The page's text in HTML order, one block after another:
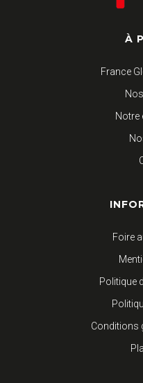
À
France
Notre
Foire
Politique
Conditions